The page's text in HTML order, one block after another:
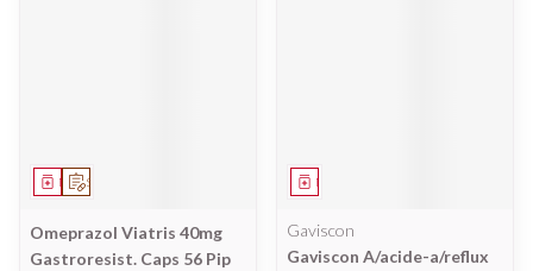
Sur prescription
Médicament
Omeprazol Viatris 40mg
Gastroresist. Caps 56 Pip
Médicament
Gaviscon
Gaviscon A/acide-a/reflux